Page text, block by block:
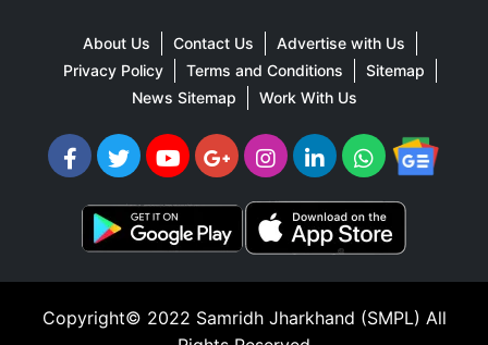
About Us Contact Us
Advertise with Us
Privacy Policy
Terms and Conditions
Sitemap
News Sitemap
Work With Us
Copyright© 2022 Samridh Jharkhand (SMPL) All